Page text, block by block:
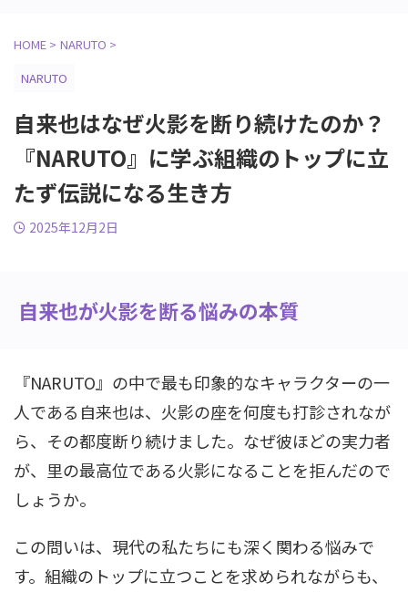
HOME > NARUTO >
NARUTO
自来也はなぜ火影を断り続けたのか？
『NARUTO』に学ぶ組織のトップに立
たず伝説になる生き方
2025年12月2日
自来也が火影を断る悩みの本質
『NARUTO』の中で最も印象的なキャラクターの一
人である自来也は、火影の座を何度も打診されなが
ら、その都度断り続けました。なぜ彼ほどの実力者
が、里の最高位である火影になることを拒んだので
しょうか。
この問いは、現代の私たちにも深く関わる悩みで
す。組織のトップに立つことを求められながらも、